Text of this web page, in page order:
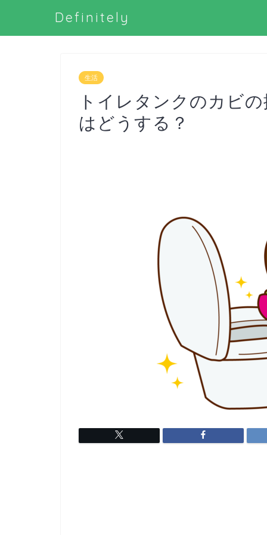
Definitely
生活
トイレタンクのカビ
はどうする？